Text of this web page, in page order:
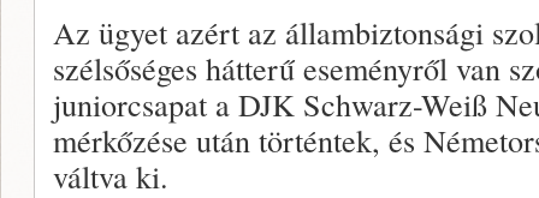
Az ügyet azért az állambiztonsági
szélsőséges hátterű eseményről van
juniorcsapat a DJK Schwarz-Weiß
mérkőzése után történtek, és
váltva ki.